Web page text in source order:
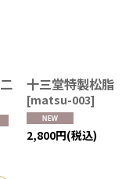
十三堂特製松脂
[matsu-003]
2,800円(税込)